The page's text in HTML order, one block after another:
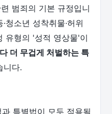
범죄의 기본 규정입니
청소년 성착취물·허위
유형의 '성적 영상물'이
더 무겁게 처벌하는 특
니다.
특별법이 모두 적용될